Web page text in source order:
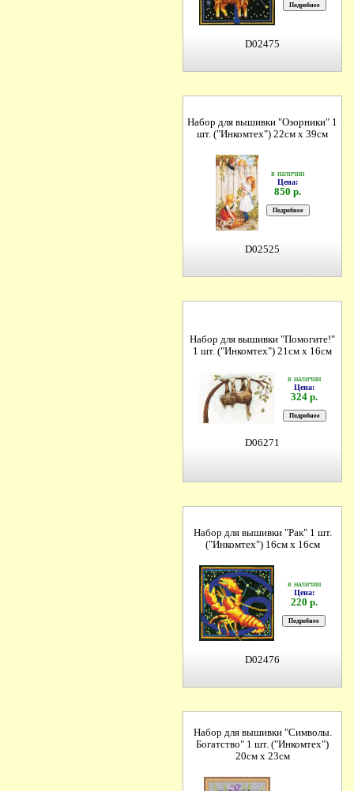
D02475
Набор для вышивки "Озорники" 1
шт. ("Инкомтех") 22см х 39см
в наличии
Цена:
850 р.
D02525
Набор для вышивки "Помогите!"
1 шт. ("Инкомтех") 21см х 16см
в наличии
Цена:
324 р.
D06271
Набор для вышивки "Рак" 1 шт.
("Инкомтех") 16см х 16см
в наличии
Цена:
220 р.
D02476
Набор для вышивки "Символы.
Богатство" 1 шт. ("Инкомтех")
20см х 23см